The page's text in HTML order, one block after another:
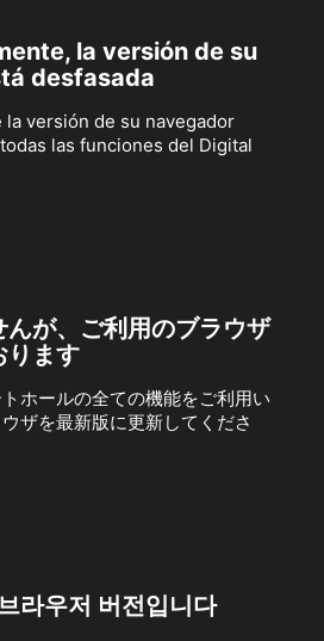
la versión de su
desfasada
la versión de su navegador
las funciones del Digital
んが、ご利用のブラウザ
ります
ホールの全ての機能をご利用い
ザを最新版に更新してくださ
라우저 버전입니다